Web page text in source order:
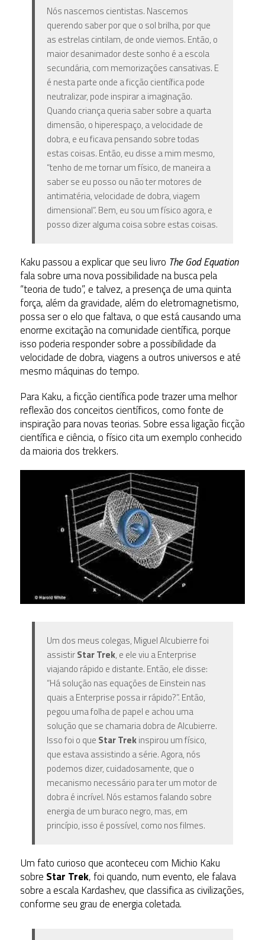
Nós nascemos cientistas. Nascemos
querendo saber por que o sol brilha, por que
as estrelas cintilam, de onde viemos. Então, o
maior desanimador deste sonho é a escola
secundária, com memorizações cansativas. E
é nesta parte onde a ficção científica pode
neutralizar, pode inspirar a imaginação.
Quando criança queria saber sobre a quarta
dimensão, o hiperespaço, a velocidade de
dobra, e eu ficava pensando sobre todas
estas coisas. Então, eu disse a mim mesmo,
“tenho de me tornar um físico, de maneira a
saber se eu posso ou não ter motores de
antimatéria, velocidade de dobra, viagem
dimensional”. Bem, eu sou um físico agora, e
posso dizer alguma coisa sobre estas coisas.
Kaku passou a explicar que seu livro The God Equation
fala sobre uma nova possibilidade na busca pela
“teoria de tudo”, e talvez, a presença de uma quinta
força, além da gravidade, além do eletromagnetismo,
possa ser o elo que faltava, o que está causando uma
enorme excitação na comunidade científica, porque
isso poderia responder sobre a possibilidade da
velocidade de dobra, viagens a outros universos e até
mesmo máquinas do tempo.
Para Kaku, a ficção científica pode trazer uma melhor
reflexão dos conceitos científicos, como fonte de
inspiração para novas teorias. Sobre essa ligação ficção
científica e ciência, o físico cita um exemplo conhecido
da maioria dos trekkers.
Um dos meus colegas, Miguel Alcubierre foi
assistirStar Trek, e ele viu a Enterprise
viajando rápido e distante. Então, ele disse:
“Há solução nas equações de Einstein nas
quais a Enterprise possa ir rápido?”. Então,
pegou uma folha de papel e achou uma
solução que se chamaria dobra de Alcubierre.
Isso foi o que Star Trekinspirou um físico,
que estava assistindo a série. Agora, nós
podemos dizer, cuidadosamente, que o
mecanismo necessário para ter um motor de
dobra é incrível. Nós estamos falando sobre
energia de um buraco negro, mas, em
princípio, isso é possível, como nos filmes.
Um fato curioso que aconteceu com Michio Kaku
sobre Star Trek, foi quando, num evento, ele falava
sobre a escala Kardashev, que classifica as civilizações,
conforme seu grau de energia coletada.